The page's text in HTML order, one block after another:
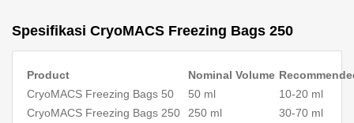
Spesifikasi CryoMACS Freezing Bags 250
Product Nominal Volume
CryoMACS Freezing Bags 50
50 ml
10-20 ml
CryoMACS Freezing Bags 250
250 ml
30-70 ml